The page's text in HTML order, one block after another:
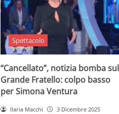
Spettacolo
“Cancellato”, notizia bomba sul
Grande Fratello: colpo basso
per Simona Ventura
Ilaria Macchi 3 Dicembre 2025